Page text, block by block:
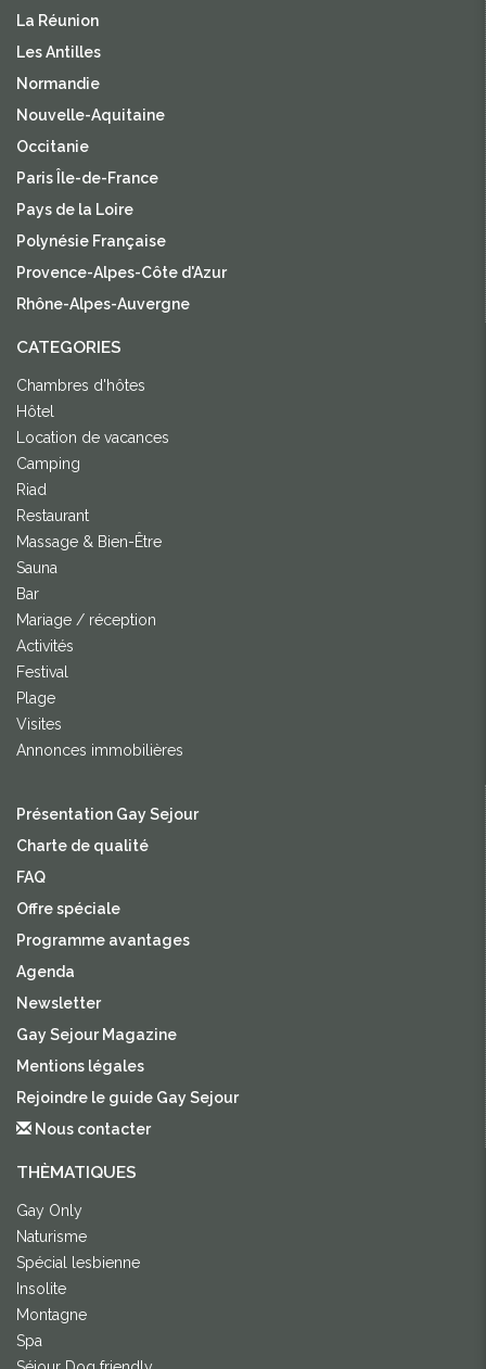
La Réunion
Les Antilles
Normandie
Nouvelle-Aquitaine
Occitanie
Paris Île-de-France
Pays de la Loire
Polynésie Française
Provence-Alpes-Côte d'Azur
Rhône-Alpes-Auvergne
CATEGORIES
Chambres d'hôtes
Hôtel
Location de vacances
Camping
Riad
Restaurant
Massage & Bien-Être
Sauna
Bar
Mariage / réception
Activités
Festival
Plage
Visites
Annonces immobilières
Présentation Gay Sejour
Charte de qualité
FAQ
Offre spéciale
Programme avantages
Agenda
Newsletter
Gay Sejour Magazine
Mentions légales
Rejoindre le guide Gay Sejour
Nous contacter
THÈMATIQUES
Gay Only
Naturisme
Spécial lesbienne
Insolite
Montagne
Spa